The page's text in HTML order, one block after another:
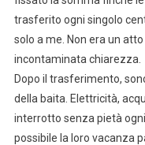
trasferito ogni singolo
solo a me. Non era un
incontaminata chiarezza.
Dopo il trasferimento,
della baita. Elettricità,
interrotto senza pietà
possibile la loro vacanza